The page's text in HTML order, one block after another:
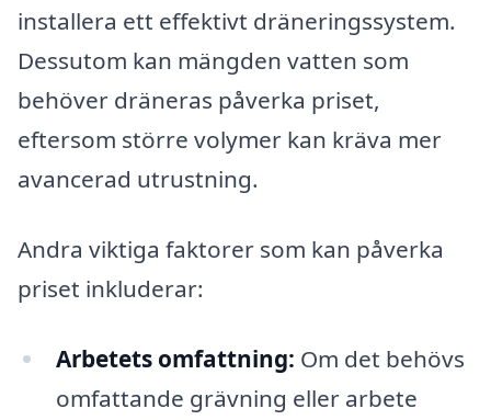
installera ett effektivt dräneringssystem.
Dessutom kan mängden vatten som
behöver dräneras påverka priset,
eftersom större volymer kan kräva mer
avancerad utrustning.
Andra viktiga faktorer som kan påverka
priset inkluderar:
Arbetets omfattning: Om det behövs
omfattande grävning eller arbete